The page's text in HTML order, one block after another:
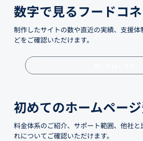
数字で見るフードコ
制作したサイトの数や直近の実績、支援
どをご確認いただけます。
初めてのホームペー
料金体系のご紹介、サポート範囲、他社
れについてご確認いただけます。